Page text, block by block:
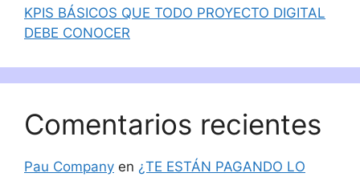
KPIS BÁSICOS QUE TODO PROYECTO DIGITAL
DEBE CONOCER
Comentarios recientes
Pau Company en ¿TE ESTÁN PAGANDO LO